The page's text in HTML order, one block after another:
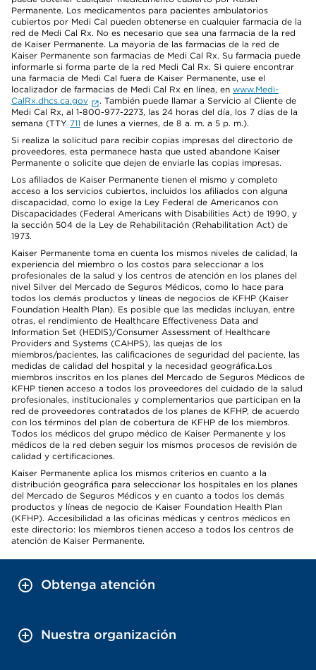
Permanente. Los medicamentos para pacientes ambulatorios
cubiertos por Medi Cal pueden obtenerse en cualquier farmacia de la
red de Medi Cal Rx. No es necesario que sea una farmacia de la red
de Kaiser Permanente. La mayoría de las farmacias de la red de
Kaiser Permanente son farmacias de Medi Cal Rx. Su farmacia puede
informarle si forma parte de la red Medi Cal Rx. Si quiere encontrar
una farmacia de Medi Cal fuera de Kaiser Permanente, use el
localizador de farmacias de Medi Cal Rx en línea, en www.Medi-
CalRx.dhcs.ca.gov
. También puede llamar a Servicio al Cliente de
Medi Cal Rx, al 1-800-977-2273, las 24 horas del día, los 7 días de la
semana (TTY 711 de lunes a viernes, de 8 a. m. a 5 p. m.).
Si realiza la solicitud para recibir copias impresas del directorio de
proveedores, esta permanece hasta que usted abandone Kaiser
Permanente o solicite que dejen de enviarle las copias impresas.
Los afiliados de Kaiser Permanente tienen el mismo y completo
acceso a los servicios cubiertos, incluidos los afiliados con alguna
discapacidad, como lo exige la Ley Federal de Americanos con
Discapacidades (Federal Americans with Disabilities Act) de 1990, y
la sección 504 de la Ley de Rehabilitación (Rehabilitation Act) de
1973.
Kaiser Permanente toma en cuenta los mismos niveles de calidad, la
experiencia del miembro o los costos para seleccionar a los
profesionales de la salud y los centros de atención en los planes del
nivel Silver del Mercado de Seguros Médicos, como lo hace para
todos los demás productos y líneas de negocios de KFHP (Kaiser
Foundation Health Plan). Es posible que las medidas incluyan, entre
otras, el rendimiento de Healthcare Effectiveness Data and
Information Set (HEDIS)/Consumer Assessment of Healthcare
Providers and Systems (CAHPS), las quejas de los
miembros/pacientes, las calificaciones de seguridad del paciente, las
medidas de calidad del hospital y la necesidad geográfica.Los
miembros inscritos en los planes del Mercado de Seguros Médicos de
KFHP tienen acceso a todos los proveedores del cuidado de la salud
profesionales, institucionales y complementarios que participan en la
red de proveedores contratados de los planes de KFHP, de acuerdo
con los términos del plan de cobertura de KFHP de los miembros.
Todos los médicos del grupo médico de Kaiser Permanente y los
médicos de la red deben seguir los mismos procesos de revisión de
calidad y certificaciones.
Kaiser Permanente aplica los mismos criterios en cuanto a la
distribución geográfica para seleccionar los hospitales en los planes
del Mercado de Seguros Médicos y en cuanto a todos los demás
productos y líneas de negocio de Kaiser Foundation Health Plan
(KFHP). Accesibilidad a las oficinas médicas y centros médicos en
este directorio: los miembros tienen acceso a todos los centros de
atención de Kaiser Permanente.
Obtenga atención
Nuestra organización